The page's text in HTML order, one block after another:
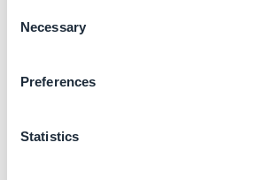
Selection
Necessary
Preferences
Statistics
Gestionar la agenda y
eventos